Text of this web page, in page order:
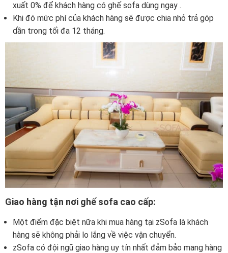
xuất 0% để khách hàng có ghế sofa dùng ngay .
Khi đó mức phí của khách hàng sẽ được chia nhỏ trả góp
dần trong tối đa 12 tháng.
Giao hàng tận nơi ghế sofa cao cấp:
Một điểm đặc biệt nữa khi mua hàng tại zSofa là khách
hàng sẽ không phải lo lắng về việc vận chuyển.
zSofa có đội ngũ giao hàng uy tín nhất đảm bảo mang hàng